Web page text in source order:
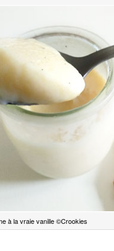
à la vraie vanille ©Crookies